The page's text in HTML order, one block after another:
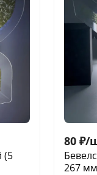
(5
80 ₽/
267